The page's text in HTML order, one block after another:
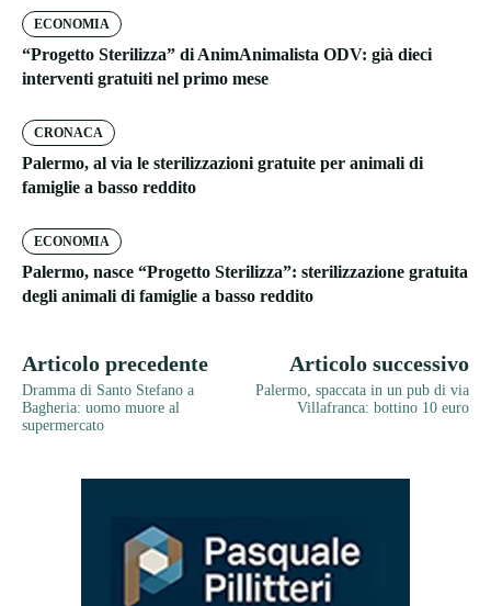
ECONOMIA
“Progetto Sterilizza” di AnimAnimalista ODV: già dieci
interventi gratuiti nel primo mese
CRONACA
Palermo, al via le sterilizzazioni gratuite per animali di
famiglie a basso reddito
ECONOMIA
Palermo, nasce “Progetto Sterilizza”: sterilizzazione gratuita
degli animali di famiglie a basso reddito
Articolo precedente
Dramma di Santo Stefano a
Bagheria: uomo muore al
supermercato
Articolo successivo
Palermo, spaccata in un pub di via
Villafranca: bottino 10 euro